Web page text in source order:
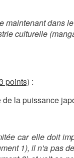
maintenant dans
culturelle
points) :
la puissance
car elle doit
1), il n'a pas